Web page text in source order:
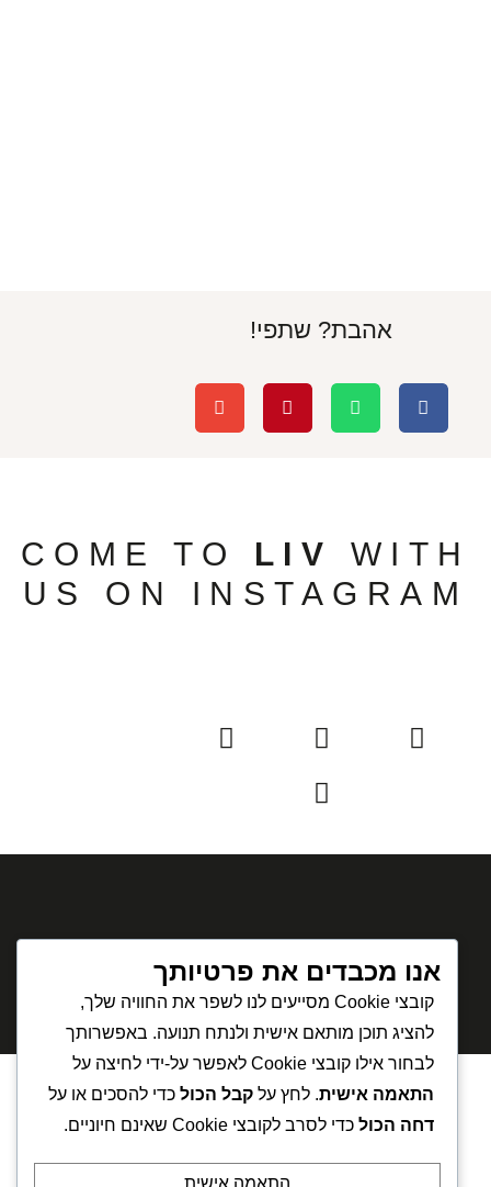
אהבת? שתפי!
COME TO LIV WITH
US ON INSTAGRAM
תקנון רכישת מוצרים תקנון אתר
פיתוח אתר:אתר בניה
אנו מכבדים את פרטיותך
קובצי Cookie מסייעים לנו לשפר את החוויה שלך,
להציג תוכן מותאם אישית ולנתח תנועה. באפשרותך
לבחור אילו קובצי Cookie לאפשר על-ידי לחיצה על
התאמה אישית. לחץ על קבל הכולכדי להסכים או על
דחה הכולכדי לסרב לקובצי Cookie שאינם חיוניים.
התאמה אישית